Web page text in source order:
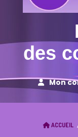
des
Mon
ACCUEIL